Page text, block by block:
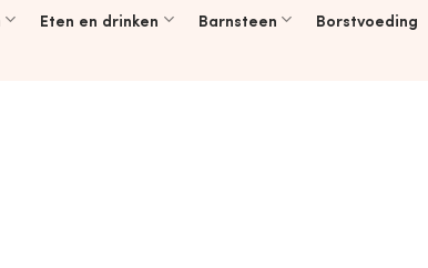
Eten en drinken Barnsteen Borstvoeding